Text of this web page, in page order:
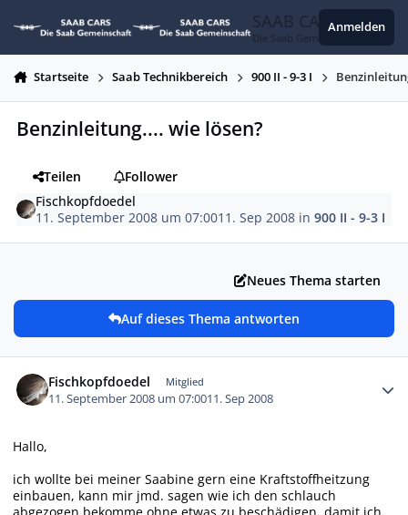
SAAB CARS
Die Saab Gemeinschaft
Anmelden
Startseite Saab Technikbereich 900 II - 9-3 I
Benzinleitung.... wie lösen?
Teilen
Follower
Fischkopfdoedel
11. September 2008 um 07:0011. Sep 2008 in900 II - 9-3 I
Neues Thema starten
Auf dieses Thema antworten
Fischkopfdoedel Mitglied
11. September 2008 um 07:0011. Sep 2008
Hallo,
ich wollte bei meiner Saabine gern eine Kraftstoffheitzung
einbauen, kann mir jmd. sagen wie ich den schlauch
abgezogen bekomme ohne etwas zu beschädigen, damit ich